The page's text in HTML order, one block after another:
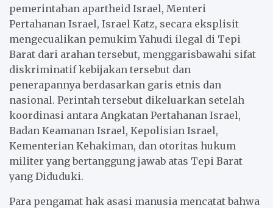
pemerintahan apartheid Israel, Menteri
Pertahanan Israel, Israel Katz, secara eksplisit
mengecualikan pemukim Yahudi ilegal di Tepi
Barat dari arahan tersebut, menggarisbawahi sifat
diskriminatif kebijakan tersebut dan
penerapannya berdasarkan garis etnis dan
nasional. Perintah tersebut dikeluarkan setelah
koordinasi antara Angkatan Pertahanan Israel,
Badan Keamanan Israel, Kepolisian Israel,
Kementerian Kehakiman, dan otoritas hukum
militer yang bertanggung jawab atas Tepi Barat
yang Diduduki.
Para pengamat hak asasi manusia mencatat bahwa